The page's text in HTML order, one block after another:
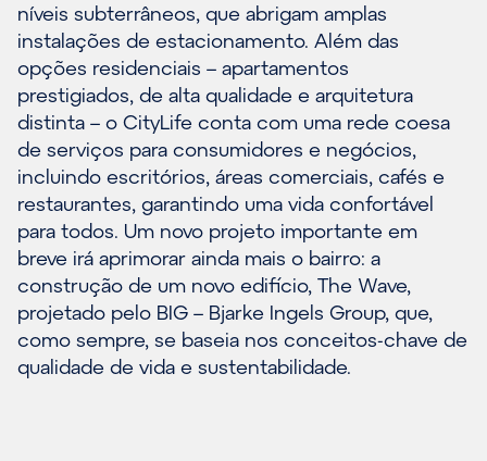
níveis subterrâneos, que abrigam amplas
instalações de estacionamento. Além das
opções residenciais – apartamentos
prestigiados, de alta qualidade e arquitetura
distinta – o CityLife conta com uma rede coesa
de serviços para consumidores e negócios,
incluindo escritórios, áreas comerciais, cafés e
restaurantes, garantindo uma vida confortável
para todos. Um novo projeto importante em
breve irá aprimorar ainda mais o bairro: a
construção de um novo edifício, The Wave,
projetado pelo BIG – Bjarke Ingels Group, que,
como sempre, se baseia nos conceitos-chave de
qualidade de vida e sustentabilidade.